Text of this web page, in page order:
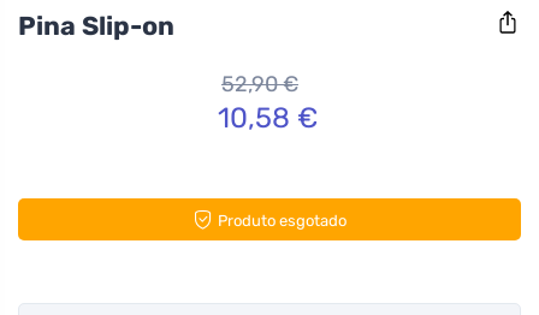
Pina Slip-on
52,90 €
10,58 €
Produto esgotado